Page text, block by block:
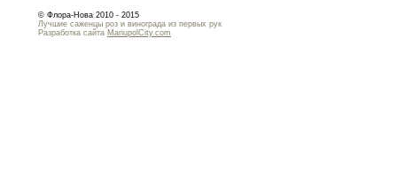
© Флора-Нова 2010 - 2015
Лучшие саженцы роз и винограда из первых рук
Разработка сайта MariupolCity.com